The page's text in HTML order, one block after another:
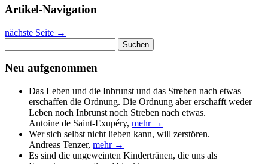
Artikel-Navigation
nächste Seite →
nach:
Neu aufgenommen
Das Leben und die Inbrunst und das Streben nach etwas
erschaffen die Ordnung. Die Ordnung aber erschafft weder
Leben noch Inbrunst noch Streben nach etwas.
Antoine de Saint-Exupéry, mehr →
Wer sich selbst nicht lieben kann, will zerstören.
Andreas Tenzer, mehr →
Es sind die ungeweinten Kindertränen, die uns als